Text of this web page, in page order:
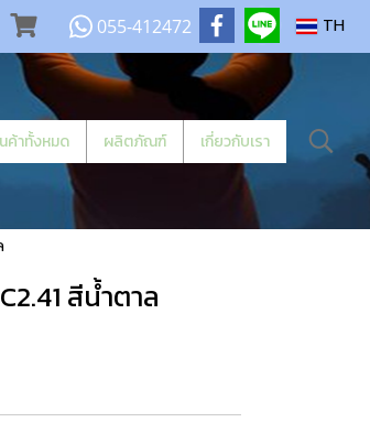
055-412472 TH
ค้าทั้งหมด ผลิตภัณฑ์ เกี่ยวกับเรา
สีน้ำตาล